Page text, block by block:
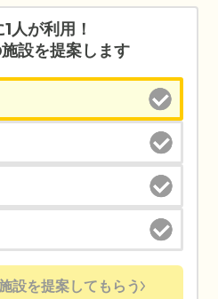
人が利用！
設を提案します
設を提案してもらう